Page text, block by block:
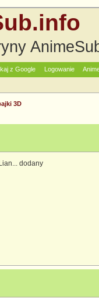
z Google Logowanie
3D
dodany